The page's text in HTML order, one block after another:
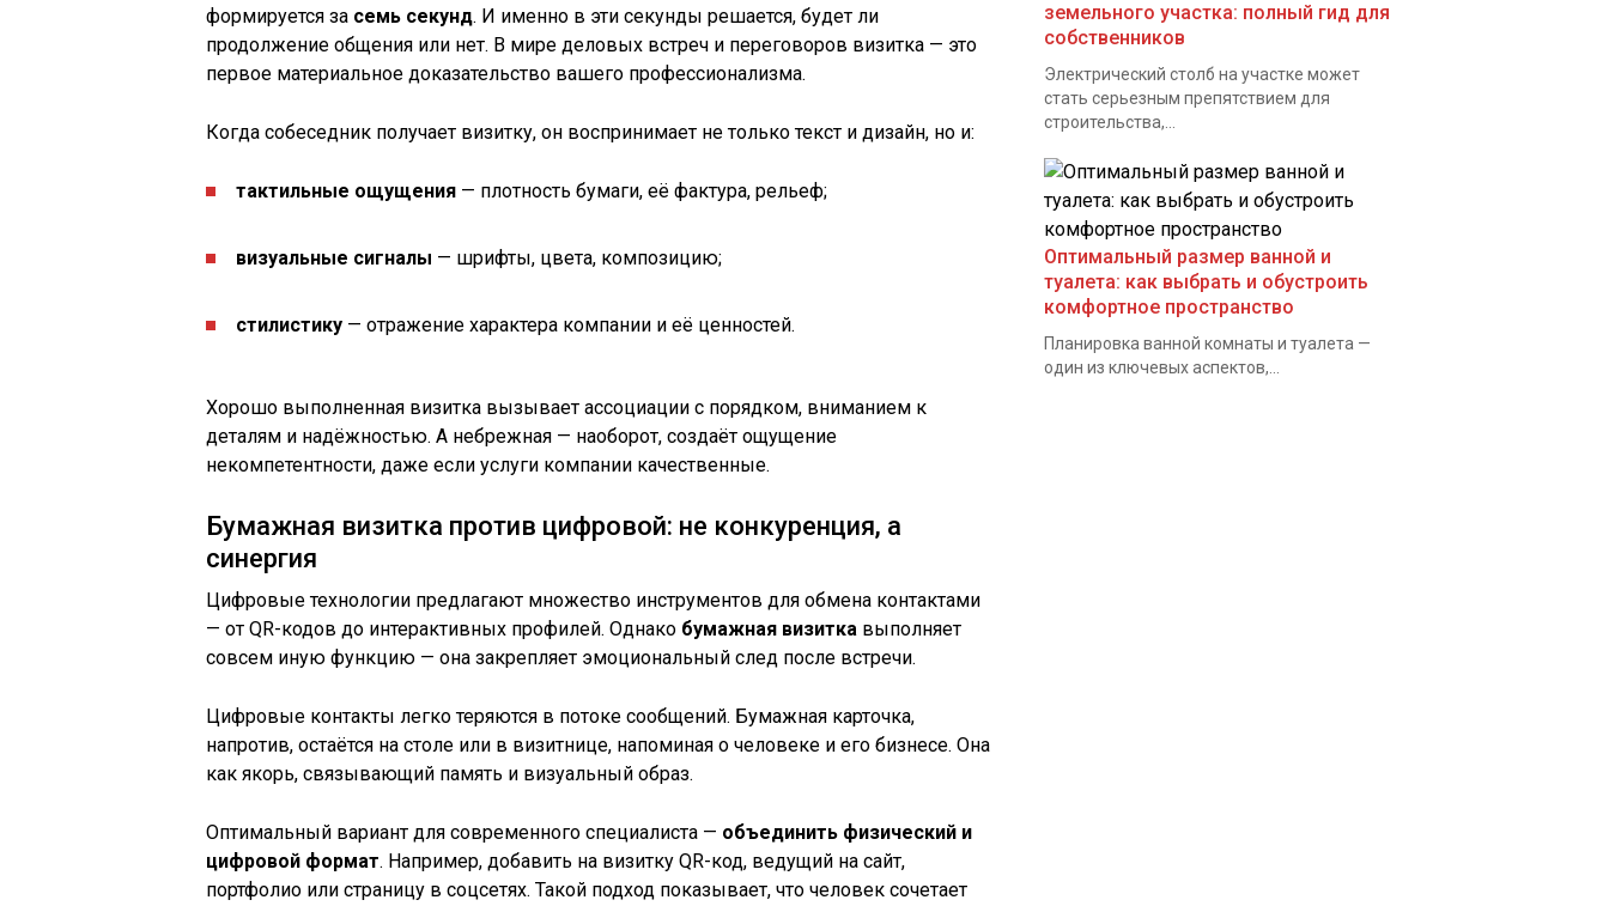
формируется за семь секунд. И именно в эти секунды решается, будет ли
продолжение общения или нет. В мире деловых встреч и переговоров визитка — это
первое материальное доказательство вашего профессионализма.
Когда собеседник получает визитку, он воспринимает не только текст и дизайн, но и:
тактильные ощущения — плотность бумаги, её фактура, рельеф;
визуальные сигналы — шрифты, цвета, композицию;
стилистику — отражение характера компании и её ценностей.
Хорошо выполненная визитка вызывает ассоциации с порядком, вниманием к
деталям и надёжностью. А небрежная — наоборот, создаёт ощущение
некомпетентности, даже если услуги компании качественные.
Бумажная визитка против цифровой: не конкуренция, а
синергия
Цифровые технологии предлагают множество инструментов для обмена контактами
— от QR-кодов до интерактивных профилей. Однако бумажная визитка выполняет
совсем иную функцию — она закрепляет эмоциональный след после встречи.
Цифровые контакты легко теряются в потоке сообщений. Бумажная карточка,
напротив, остаётся на столе или в визитнице, напоминая о человеке и его бизнесе. Она
как якорь, связывающий память и визуальный образ.
Оптимальный вариант для современного специалиста — объединить физический и
цифровой формат. Например, добавить на визитку QR-код, ведущий на сайт,
портфолио или страницу в соцсетях. Такой подход показывает, что человек сочетает
земельного участка: полный гид для
собственников
Электрический столб на участке может
стать серьезным препятствием для
строительства,...
Оптимальный размер ванной и
туалета: как выбрать и обустроить
комфортное пространство
Планировка ванной комнаты и туалета —
один из ключевых аспектов,...